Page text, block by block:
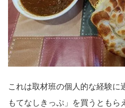
これは取材班の個人的な経験に
もてなしきっぷ」を買うともら